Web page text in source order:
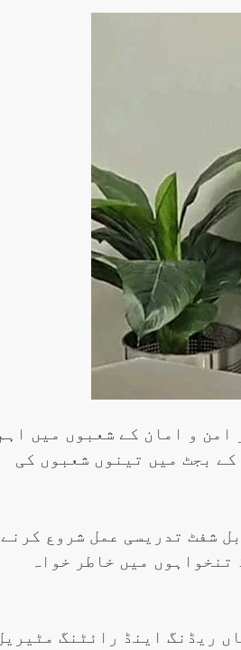
امن و امان کے شعبوں میں
کے بجٹ میں تینوں شعبوں کی
بڑھانے کے لیے 900 سکولوں میں ڈبل شفٹ تدریسی عمل شروع کرنے
میں خاطر خواہ
ریڈنگ اینڈ رائٹنگ
درمیان
کاری
بڑھانے پر